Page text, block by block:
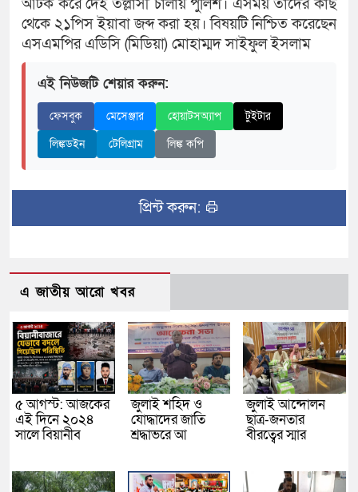
আটক করে দেহ তল্লাসী চালায় পুলিশ। এসময় তাদের কাছ
থেকে ২১পিস ইয়াবা জব্দ করা হয়। বিষয়টি নিশ্চিত করেছেন
এসএমপির এডিসি (মিডিয়া) মোহাম্মদ সাইফুল ইসলাম
এই নিউজটি শেয়ার করুন:
ফেসবুক মেসেঞ্জার হোয়াটসঅ্যাপ
টুইটার
লিঙ্কডইন
টেলিগ্রাম লিঙ্ক কপি
প্রিন্ট করুন:
এ জাতীয় আরো খবর
৫ আগস্ট: আজকের
এই দিনে ২০২৪
সালে বিয়ানীব
জুলাই শহিদ ও
যোদ্ধাদের জাতি
শ্রদ্ধাভরে আ
জুলাই আন্দোলন
ছাত্র-জনতার
বীরত্বের স্মার